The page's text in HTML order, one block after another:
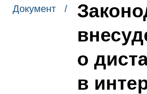
Документ /
о
в